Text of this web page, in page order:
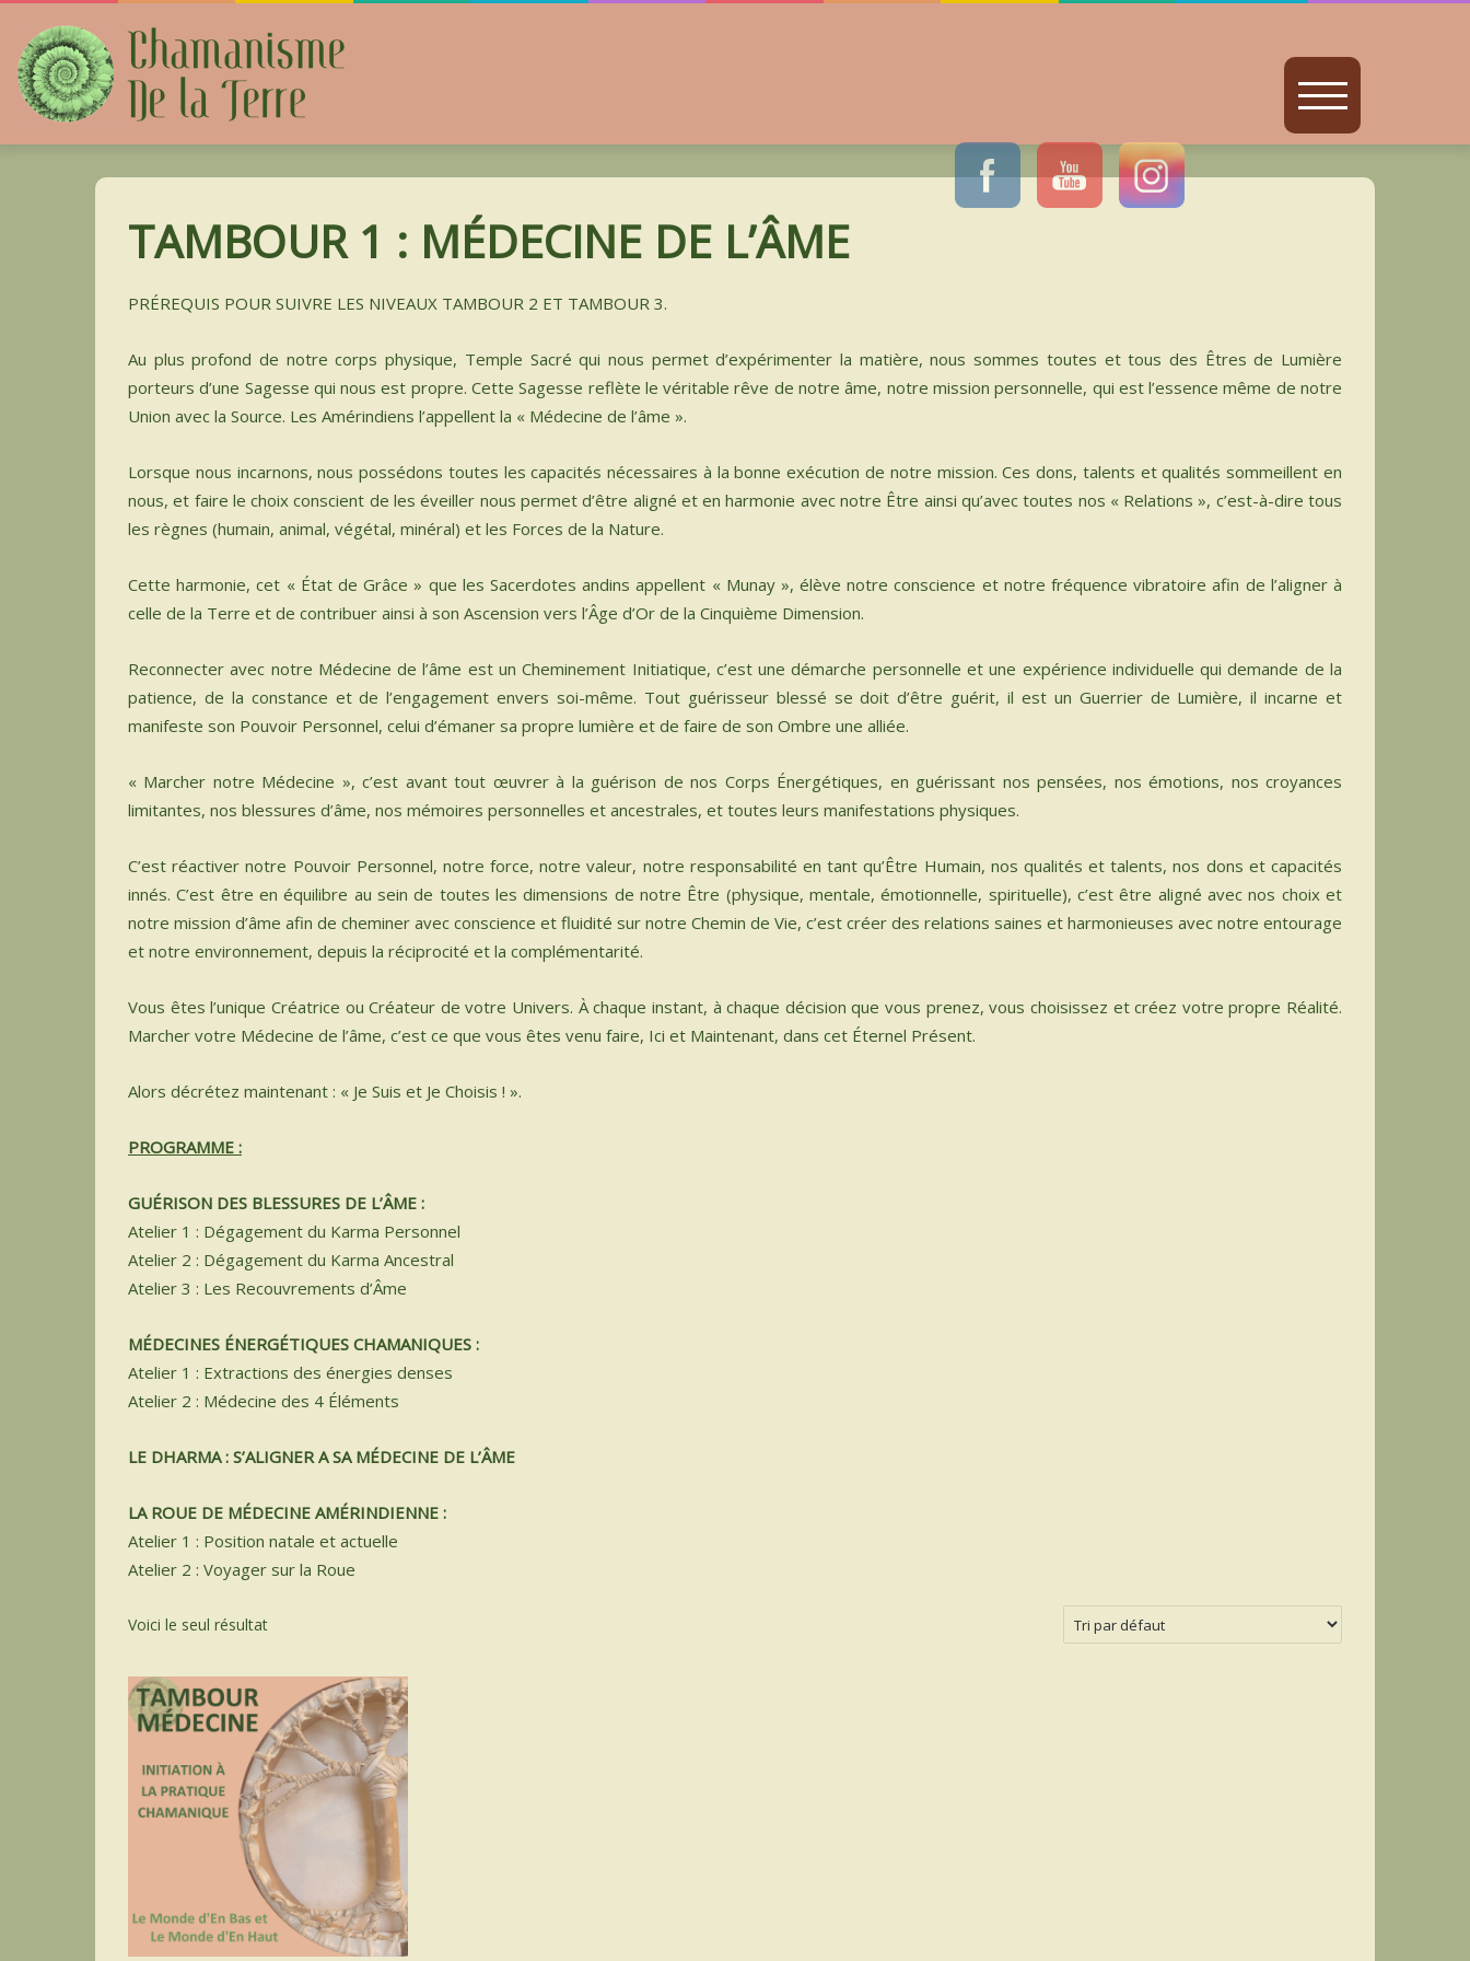
CHAMANISME
JE SUIS
ATELIERS PRÉSENTIELS
ENSEIGNEMENT DISTANCIEL EN VIDÉO
ENSEIGNEMENT DISTANCIEL EN DIRECT
ASTRO-CHAMANISME
SOINS CHAMANIQUES
INSTRUMENTS SACRÉS
MON BLOG
ME CONTACTER
MON PANIER
Spanish
TAMBOUR 1 : MÉDECINE DE L’ÂME
PRÉREQUIS POUR SUIVRE LES NIVEAUX TAMBOUR 2 ET TAMBOUR 3.
Au plus profond de notre corps physique, Temple Sacré qui nous permet d’expérimenter la matière, nous sommes toutes et tous des Êtres de Lumière
porteurs d’une Sagesse qui nous est propre. Cette Sagesse reflète le véritable rêve de notre âme, notre mission personnelle, qui est l’essence même de notre
Union avec la Source. Les Amérindiens l’appellent la « Médecine de l’âme ».
Lorsque nous incarnons, nous possédons toutes les capacités nécessaires à la bonne exécution de notre mission. Ces dons, talents et qualités sommeillent en
nous, et faire le choix conscient de les éveiller nous permet d’être aligné et en harmonie avec notre Être ainsi qu’avec toutes nos « Relations », c’est-à-dire tous
les règnes (humain, animal, végétal, minéral) et les Forces de la Nature.
Cette harmonie, cet « État de Grâce » que les Sacerdotes andins appellent « Munay », élève notre conscience et notre fréquence vibratoire afin de l’aligner à
celle de la Terre et de contribuer ainsi à son Ascension vers l’Âge d’Or de la Cinquième Dimension.
Reconnecter avec notre Médecine de l’âme est un Cheminement Initiatique, c’est une démarche personnelle et une expérience individuelle qui demande de la
patience, de la constance et de l’engagement envers soi-même. Tout guérisseur blessé se doit d’être guérit, il est un Guerrier de Lumière, il incarne et
manifeste son Pouvoir Personnel, celui d’émaner sa propre lumière et de faire de son Ombre une alliée.
« Marcher notre Médecine », c’est avant tout œuvrer à la guérison de nos Corps Énergétiques, en guérissant nos pensées, nos émotions, nos croyances
limitantes, nos blessures d’âme, nos mémoires personnelles et ancestrales, et toutes leurs manifestations physiques.
C’est réactiver notre Pouvoir Personnel, notre force, notre valeur, notre responsabilité en tant qu’Être Humain, nos qualités et talents, nos dons et capacités
innés. C’est être en équilibre au sein de toutes les dimensions de notre Être (physique, mentale, émotionnelle, spirituelle), c’est être aligné avec nos choix et
notre mission d’âme afin de cheminer avec conscience et fluidité sur notre Chemin de Vie, c’est créer des relations saines et harmonieuses avec notre entourage
et notre environnement, depuis la réciprocité et la complémentarité.
Vous êtes l’unique Créatrice ou Créateur de votre Univers. À chaque instant, à chaque décision que vous prenez, vous choisissez et créez votre propre Réalité.
Marcher votre Médecine de l’âme, c’est ce que vous êtes venu faire, Ici et Maintenant, dans cet Éternel Présent.
Alors décrétez maintenant : « Je Suis et Je Choisis ! ».
PROGRAMME :
GUÉRISON DES BLESSURES DE L’ÂME :
Atelier 1 : Dégagement du Karma Personnel
Atelier 2 : Dégagement du Karma Ancestral
Atelier 3 : Les Recouvrements d’Âme
MÉDECINES ÉNERGÉTIQUES CHAMANIQUES :
Atelier 1 : Extractions des énergies denses
Atelier 2 : Médecine des 4 Éléments
LE DHARMA : S’ALIGNER A SA MÉDECINE DE L’ÂME
LA ROUE DE MÉDECINE AMÉRINDIENNE :
Atelier 1 : Position natale et actuelle
Atelier 2 : Voyager sur la Roue
Voici le seul résultat